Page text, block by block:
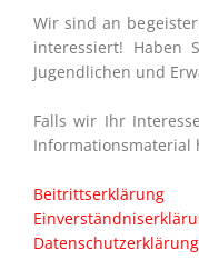
Wir sind an
interessiert! Haben
Jugendlichen und
Falls wir Ihr
Informationsmaterial
Beitrittserklärung
Datenschutzerklärung